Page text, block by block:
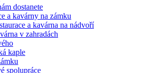
dostanete
a kavárny na zámku
a kavárna na nádvoří
v zahradách
kaple
spolupráce